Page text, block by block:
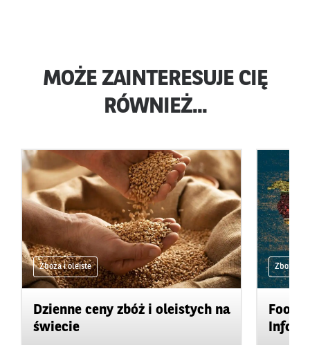
MOŻE ZAINTERESUJE CIĘ
RÓWNIEŻ...
Zboża i oleiste
Dzienne ceny zbóż i oleistych na
świecie
Zboża i